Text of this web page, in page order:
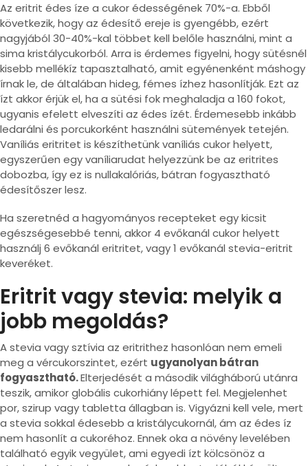
Az eritrit édes íze a cukor édességének 70%-a. Ebből
következik, hogy az édesítő ereje is gyengébb, ezért
nagyjából 30-40%-kal többet kell belőle használni, mint a
sima kristálycukorból. Arra is érdemes figyelni, hogy sütésnél
kisebb mellékíz tapasztalható, amit egyénenként máshogy
írnak le, de általában hideg, fémes ízhez hasonlítják. Ezt az
ízt akkor érjük el, ha a sütési fok meghaladja a 160 fokot,
ugyanis efelett elveszíti az édes ízét. Érdemesebb inkább
ledarálni és porcukorként használni sütemények tetején.
Vaníliás eritritet is készíthetünk vaníliás cukor helyett,
egyszerűen egy vaníliarudat helyezzünk be az eritrites
dobozba, így ez is nullakalóriás, bátran fogyasztható
édesítőszer lesz.
Ha szeretnéd a hagyományos recepteket egy kicsit
egészségesebbé tenni, akkor 4 evőkanál cukor helyett
használj 6 evőkanál eritritet, vagy 1 evőkanál stevia-eritrit
keveréket.
Eritrit vagy stevia: melyik a
jobb megoldás?
A stevia vagy sztívia az eritrithez hasonlóan nem emeli
meg a vércukorszintet, ezért ugyanolyan bátran
fogyasztható.Elterjedését a második világháború utánra
teszik, amikor globális cukorhiány lépett fel. Megjelenhet
por, szirup vagy tabletta állagban is. Vigyázni kell vele, mert
a stevia sokkal édesebb a kristálycukornál, ám az édes íz
nem hasonlít a cukoréhoz. Ennek oka a növény levelében
található egyik vegyület, ami egyedi ízt kölcsönöz a